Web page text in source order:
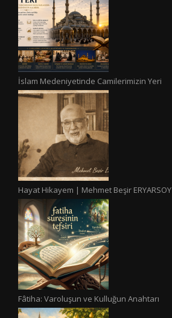
İslam Medeniyetinde Camilerimizin Yeri
Hayat Hikayem | Mehmet Beşir ERYARSOY
Fâtiha: Varoluşun ve Kulluğun Anahtarı